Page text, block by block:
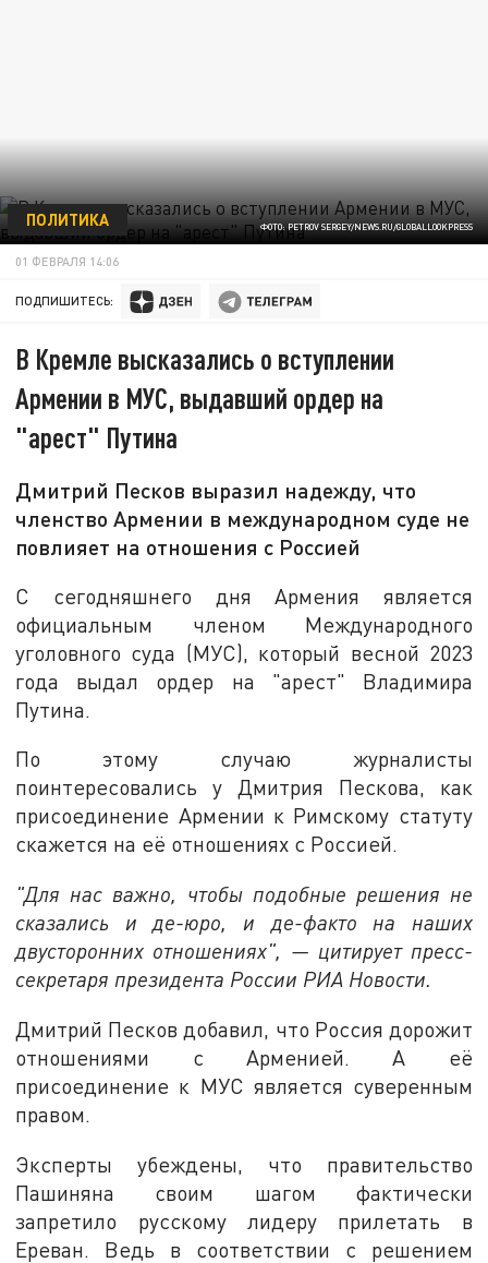
ФОТО: PETROV SERGEY/NEWS.RU/GLOBALLOOKPRESS
ПОЛИТИКА
01 ФЕВРАЛЯ 14:06
ПОДПИШИТЕСЬ:
В Кремле высказались о вступлении
Армении в МУС, выдавший ордер на
"арест" Путина
Дмитрий Песков выразил надежду, что
членство Армении в международном суде не
повлияет на отношения с Россией
С сегодняшнего дня Армения является
официальным членом Международного
уголовного суда (МУС), который весной 2023
года выдал ордер на "арест" Владимира
Путина.
По этому случаю журналисты
поинтересовались у Дмитрия Пескова, как
присоединение Армении к Римскому статуту
скажется на её отношениях с Россией.
"Для нас важно, чтобы подобные решения не
сказались и де-юро, и де-факто на наших
двусторонних отношениях", — цитирует пресс-
секретаря президента России РИА Новости.
Дмитрий Песков добавил, что Россия дорожит
отношениями с Арменией. А её
присоединение к МУС является суверенным
правом.
Эксперты убеждены, что правительство
Пашиняна своим шагом фактически
запретило русскому лидеру прилетать в
Ереван. Ведь в соответствии с решением